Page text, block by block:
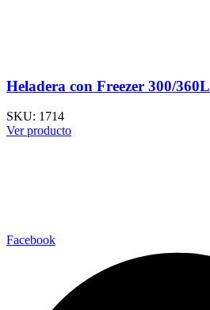
Heladera con Freezer 300/360L
SKU: 1714
Ver producto
Facebook